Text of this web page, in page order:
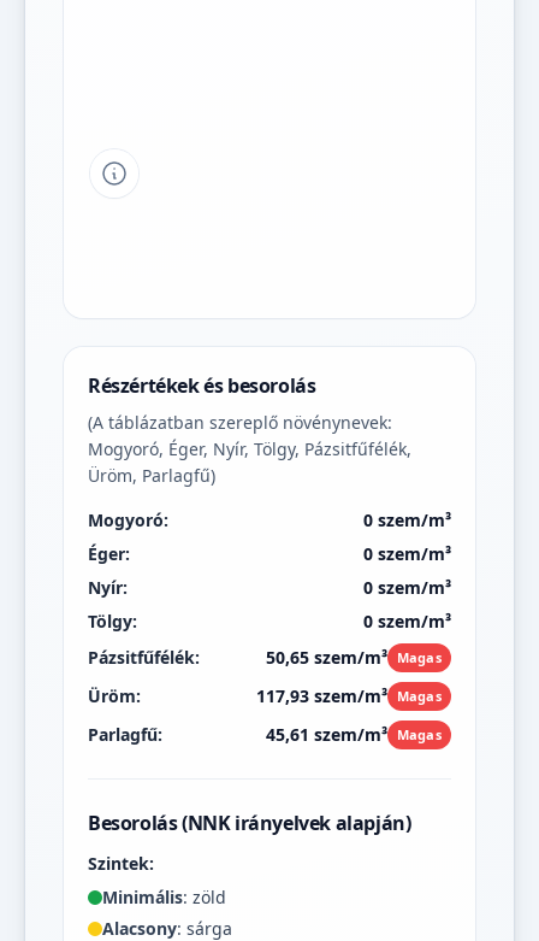
Tipp a grafikon jelmagyarázatához
Részértékek és besorolás
(A táblázatban szereplő növénynevek:
Mogyoró, Éger, Nyír, Tölgy, Pázsitfűfélék,
Üröm, Parlagfű)
Mogyoró:
0 szem/m³
Éger:
0 szem/m³
Nyír:
0 szem/m³
Tölgy:
0 szem/m³
Pázsitfűfélék:
50,65 szem/m³ Magas
Üröm: 117,93 szem/m³ Magas
Parlagfű: 45,61 szem/m³ Magas
Besorolás (NNK irányelvek alapján)
Szintek:
Minimális: zöld
Alacsony: sárga